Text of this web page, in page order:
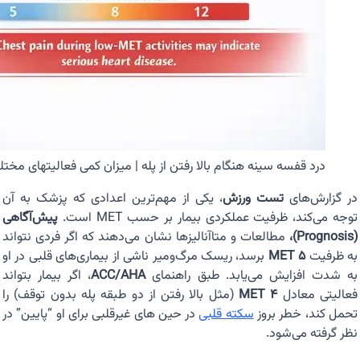
درد قفسه سینه هنگام بالا رفتن از پله | میزان کمی فعالیتهای
در گزارش‌های تست ورزش، یکی از مهم‌ترین اعدادی که پزشک به آن
توجه می‌کند، ظرفیت عملکردی بیمار بر حسب MET است.
پیش‌آگاهی
(Prognosis)،
مطالعات و متاآنالیزها نشان می‌دهند که اگر فردی نتواند
به ظرفیت۵ MET
برسد، ریسک مرگ‌ومیر ناشی از بیماری‌های قلبی در او
به شدت افزایش می‌یابد. طبق راهنمایACC/AHA، اگر بیمار بتواند
فعالیتی معادل۴ MET
(مثل بالا رفتن از دو طبقه پله بدون توقف) را
تحمل کند، خطر بروزسکته قلبیدر حین ‌های غیرقلبی برای او “پایین” در
نظر گرفته می‌شود.